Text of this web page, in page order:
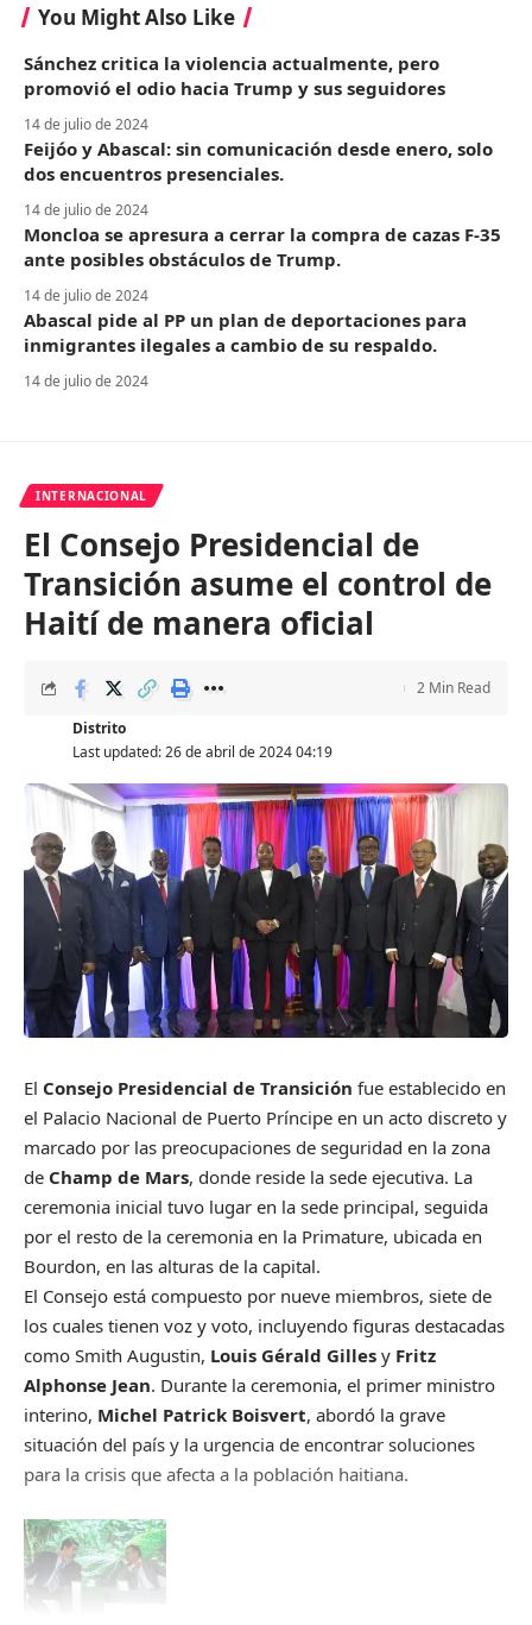
You Might Also Like
Sánchez critica la violencia actualmente, pero
promovió el odio hacia Trump y sus seguidores
14 de julio de 2024
Feijóo y Abascal: sin comunicación desde enero, solo
dos encuentros presenciales.
14 de julio de 2024
Moncloa se apresura a cerrar la compra de cazas F-35
ante posibles obstáculos de Trump.
14 de julio de 2024
Abascal pide al PP un plan de deportaciones para
inmigrantes ilegales a cambio de su respaldo.
14 de julio de 2024
INTERNACIONAL
El Consejo Presidencial de
Transición asume el control de
Haití de manera oficial
Last updated: 26 de abril de 2024 04:19
Distrito
2 Min Read
El Consejo Presidencial de Transición fue establecido en
el Palacio Nacional de Puerto Príncipe en un acto discreto y
marcado por las preocupaciones de seguridad en la zona
de Champ de Mars, donde reside la sede ejecutiva. La
ceremonia inicial tuvo lugar en la sede principal, seguida
por el resto de la ceremonia en la Primature, ubicada en
Bourdon, en las alturas de la capital.
El Consejo está compuesto por nueve miembros, siete de
los cuales tienen voz y voto, incluyendo figuras destacadas
como Smith Augustin, Louis Gérald Gilles y Fritz
Alphonse Jean. Durante la ceremonia, el primer ministro
interino, Michel Patrick Boisvert, abordó la grave
situación del país y la urgencia de encontrar soluciones
para la crisis que afecta a la población haitiana.